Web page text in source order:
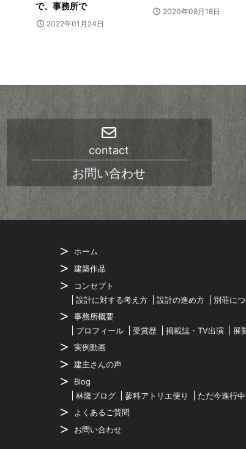
で、事務所で
2022年01月24日
2020年08月18日
contact
お問い合わせ
ホーム
建築作品
コンセプト
設計に対する考え方
設計の進め方
別荘に
事務所概要
プロフィール
受賞歴 掲載誌・TV出演
展
実例動画
建主さんの声
Blog
林隆ブログ
蓼科アトリエ便り
ただ今進行中
よくあるご質問
お問い合わせ